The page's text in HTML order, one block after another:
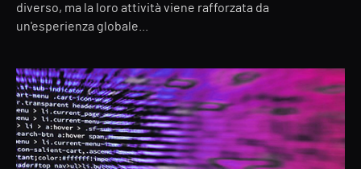
diverso, ma la loro attività viene rafforzata da
un'esperienza globale...